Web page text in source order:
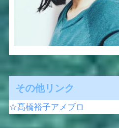
その他リンク
☆髙橋裕子アメブロ